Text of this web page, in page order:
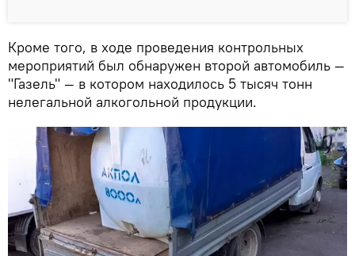
Кроме того, в ходе проведения контрольных
мероприятий был обнаружен второй автомобиль —
"Газель" — в котором находилось 5 тысяч тонн
нелегальной алкогольной продукции.